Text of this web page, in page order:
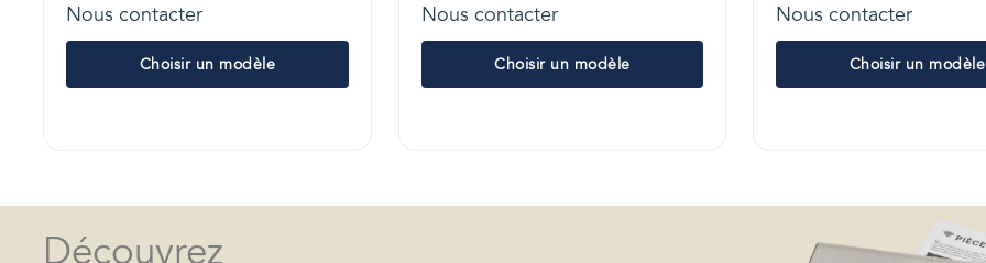
Nous contacter
Choisir un modèle
Nous contacter
Choisir un modèle
Nous contacter
Choisir un modèle
Découvrez